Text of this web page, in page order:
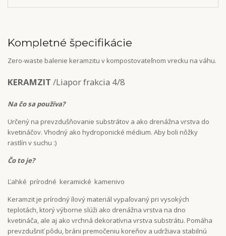
Kompletné špecifikácie
Zero-waste balenie keramzitu v kompostovateľnom vrecku na váhu.
KERAMZIT /Liapor frakcia 4/8
Na čo sa používa?
Určený na prevzdušňovanie substrátov a ako drenážna vrstva do
kvetináčov. Vhodný ako hydroponické médium. Aby boli nôžky
rastlín v suchu :)
Čo to je?
Ľahké prírodné keramické kamenivo
Keramzit je prírodný ílový materiál vypaľovaný pri vysokých
teplotách, ktorý výborne slúži ako drenážna vrstva na dno
kvetináča, ale aj ako vrchná dekoratívna vrstva substrátu. Pomáha
prevzdušniť pôdu, bráni premočeniu koreňov a udržiava stabilnú